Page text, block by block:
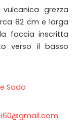
grezza
82 cm e larga
faccia inscritta
verso il basso
Sodo